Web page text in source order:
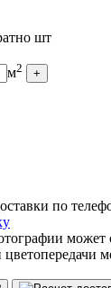
шт
м2 +
по
может
цветопередачи